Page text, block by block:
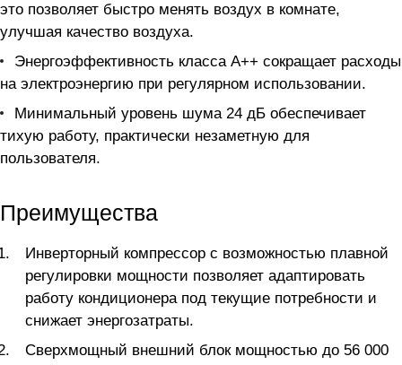
это позволяет быстро менять воздух в комнате,
улучшая качество воздуха.
Энергоэффективность класса A++ сокращает расходы
на электроэнергию при регулярном использовании.
Минимальный уровень шума 24 дБ обеспечивает
тихую работу, практически незаметную для
пользователя.
Преимущества
Инверторный компрессор с возможностью плавной
регулировки мощности позволяет адаптировать
работу кондиционера под текущие потребности и
снижает энергозатраты.
Сверхмощный внешний блок мощностью до 56 000